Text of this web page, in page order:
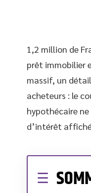
1,2 million de
prêt immobilier
massif, un
acheteurs : le
hypothécaire
d’intérêt